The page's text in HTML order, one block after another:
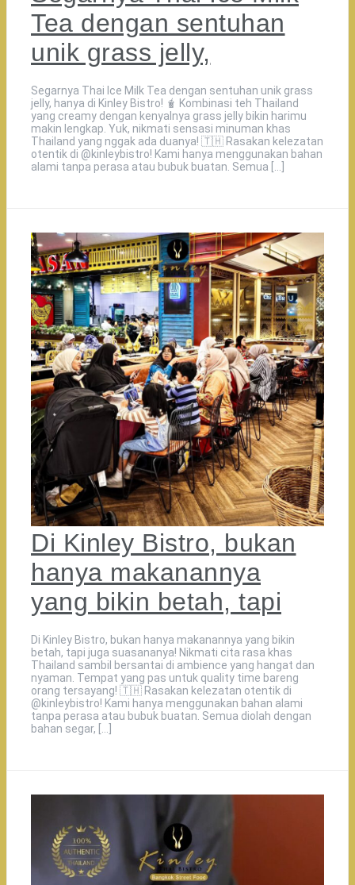
Tea dengan sentuhan
unik grass jelly,
Segarnya Thai Ice Milk Tea dengan sentuhan unik grass
jelly, hanya di Kinley Bistro! 🧋 Kombinasi teh Thailand
yang creamy dengan kenyalnya grass jelly bikin harimu
makin lengkap. Yuk, nikmati sensasi minuman khas
Thailand yang nggak ada duanya! 🇹🇭️ Rasakan kelezatan
otentik di @kinleybistro! Kami hanya menggunakan bahan
alami tanpa perasa atau bubuk buatan. Semua […]
Di Kinley Bistro, bukan
hanya makanannya
yang bikin betah, tapi
Di Kinley Bistro, bukan hanya makanannya yang bikin
betah, tapi juga suasananya! Nikmati cita rasa khas
Thailand sambil bersantai di ambience yang hangat dan
nyaman. Tempat yang pas untuk quality time bareng
orang tersayang! 🇹🇭️ Rasakan kelezatan otentik di
@kinleybistro! Kami hanya menggunakan bahan alami
tanpa perasa atau bubuk buatan. Semua diolah dengan
bahan segar, […]